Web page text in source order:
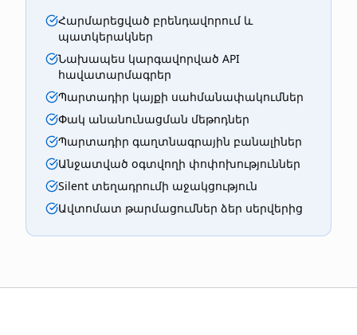
Հարմարեցված բրենդավորում և
պատկերակներ
Նախապես կարգավորված API
հավատարմագրեր
Պարտադիր կայքի սահմանափակումներ
Փակ անանունացման մեթոդներ
Պարտադիր գաղտնագրային բանալիներ
Անջատված օգտվողի փոփոխություններ
Silent տեղադրումի աջակցություն
Ավտոմատ թարմացումներ ձեր սերվերից